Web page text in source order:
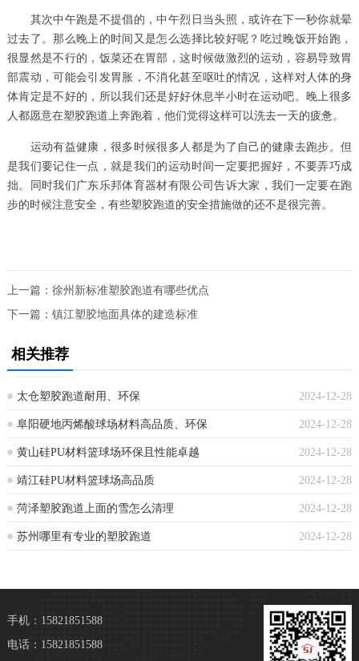
其次中午跑是不提倡的，中午烈日当头照，或许在下一秒你就晕
过去了。那么晚上的时间又是怎么选择比较好呢？吃过晚饭开始跑，
很显然是不行的，饭菜还在胃部，这时候做激烈的运动，容易导致胃
部震动，可能会引发胃胀，不消化甚至呕吐的情况，这样对人体的身
体肯定是不好的，所以我们还是好好休息半小时在运动吧。晚上很多
人都愿意在塑胶跑道上奔跑着，他们觉得这样可以洗去一天的疲惫。
运动有益健康，很多时候很多人都是为了自己的健康去跑步。但
是我们要记住一点，就是我们的运动时间一定要把握好，不要弄巧成
拙。同时我们广东乐邦体育器材有限公司告诉大家，我们一定要在跑
步的时候注意安全，有些塑胶跑道的安全措施做的还不是很完善。
上一篇： 徐州新标准塑胶跑道有哪些优点
下一篇： 镇江塑胶地面具体的建造标准
相关推荐
2024-12-28
太仓塑胶跑道耐用、环保
2024-12-28
阜阳硬地丙烯酸球场材料高品质、环保
2024-12-28
黄山硅PU材料篮球场环保且性能卓越
2024-12-28
靖江硅PU材料篮球场高品质
2024-12-28
菏泽塑胶跑道上面的雪怎么清理
2024-12-28
苏州哪里有专业的塑胶跑道
手机：15821851588
电话：15821851588